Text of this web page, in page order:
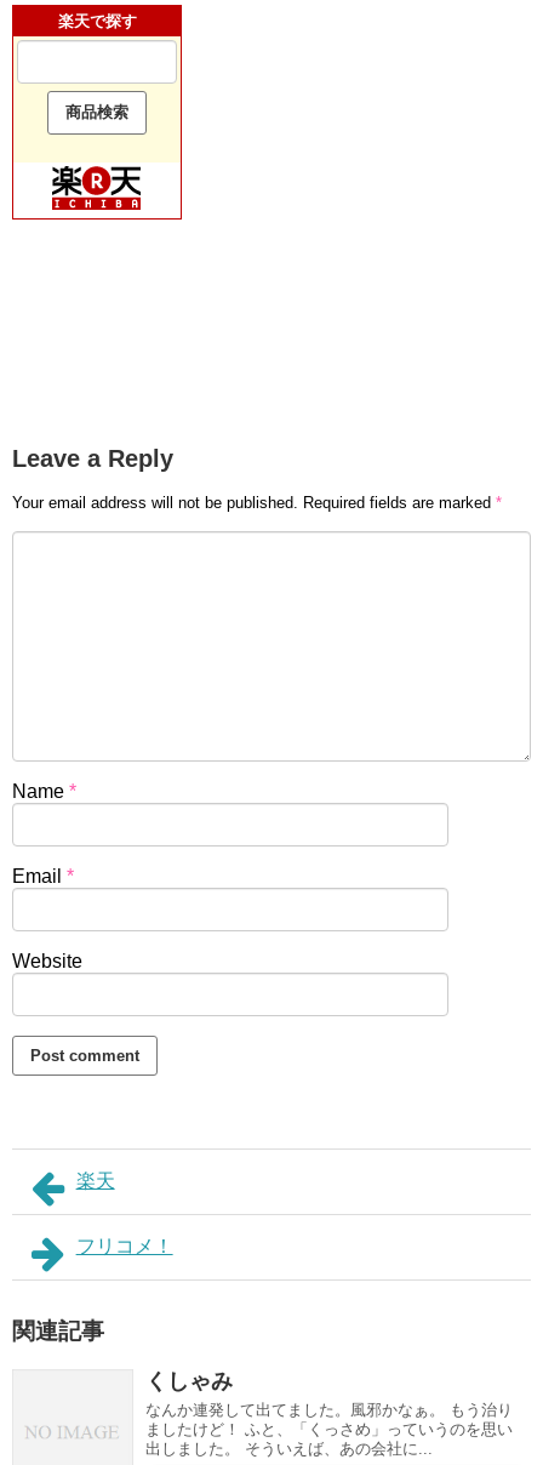
楽天で探す
Leave a Reply
Your email address will not be published. Required fields are marked *
Name *
Email *
Website
楽天
フリコメ！
関連記事
くしゃみ
なんか連発して出てました。風邪かなぁ。 もう治り
ましたけど！ ふと、「くっさめ」っていうのを思い
出しました。 そういえば、あの会社に...